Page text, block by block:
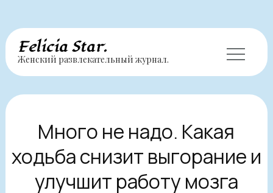
Перейти
содержимому
Felicia Star.
Женский развлекательный журнал.
Много не надо. Какая
ходьба снизит выгорание и
улучшит работу мозга